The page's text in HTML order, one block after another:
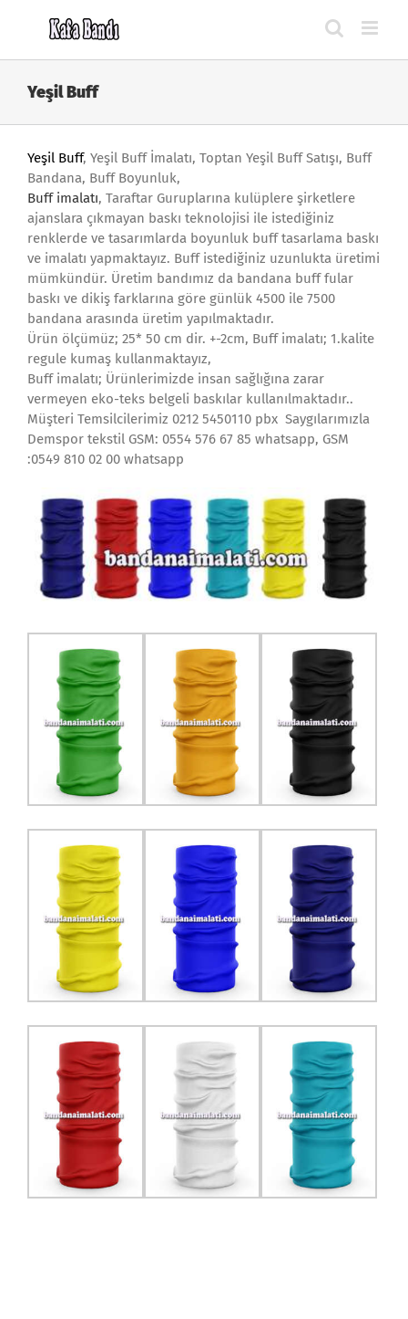
Yeşil Buff
Yeşil Buff, Yeşil Buff İmalatı, Toptan Yeşil Buff Satışı, Buff
Bandana, Buff Boyunluk,
Buff imalatı, Taraftar Guruplarına kulüplere şirketlere
ajanslara çıkmayan baskı teknolojisi ile istediğiniz
renklerde ve tasarımlarda boyunluk buff tasarlama baskı
ve imalatı yapmaktayız. Buff istediğiniz uzunlukta üretimi
mümkündür. Üretim bandımız da bandana buff fular
baskı ve dikiş farklarına göre günlük 4500 ile 7500
bandana arasında üretim yapılmaktadır.
Ürün ölçümüz; 25* 50 cm dir. +-2cm, Buff imalatı; 1.kalite
regule kumaş kullanmaktayız,
Buff imalatı; Ürünlerimizde insan sağlığına zarar
vermeyen eko-teks belgeli baskılar kullanılmaktadır..
Müşteri Temsilcilerimiz 0212 5450110 pbx Saygılarımızla
Demspor tekstil GSM: 0554 576 67 85 whatsapp, GSM
:0549 810 02 00 whatsapp